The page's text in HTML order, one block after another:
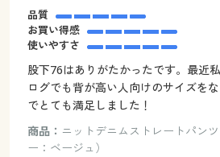
品質
お買い得感
使いやすさ
股下76はありがたかったです。最近
ログでも背が高い人向けのサイズを
でとても満足しました！
商品： ニットデニムストレートパン
ー：ベージュ）